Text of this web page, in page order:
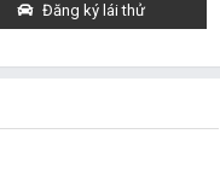
Đăng ký lái thử